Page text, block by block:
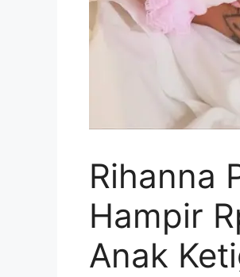
Rihanna
Hampir
Anak